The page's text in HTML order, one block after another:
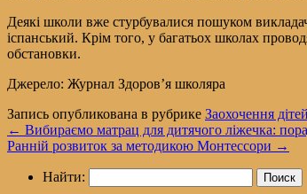
Деякі школи вже стурбувалися пошуком
іспанський. Крім того, у багатьох школах
обстановки.
Джерело: Журнал Здоров’я школяра
Запись опубликована в рубрике Заохочення дітей
← Вибираємо матрац для дитячого ліжечка:
Ранній розвиток за методикою Монтессори →
Найти: